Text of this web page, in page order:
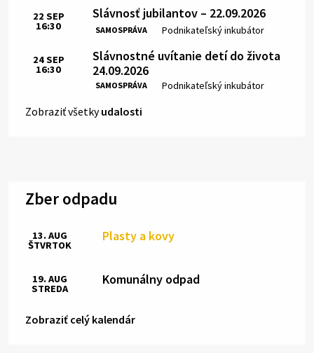
Slávnosť jubilantov – 22.09.2026
SAMOSPRÁVA Miesto:
Podnikateľský inkubátor
Čas:
22 SEP
16:30
Slávnostné uvítanie detí do života
24.09.2026
SAMOSPRÁVA Miesto:
Podnikateľský inkubátor
Čas:
24SEP
16:30
Zobraziť všetkyudalosti
Zber odpadu
Plasty a kovy
13. AUG
ŠTVRTOK
Komunálny odpad
19. AUG
STREDA
Zobraziť celý kalendár